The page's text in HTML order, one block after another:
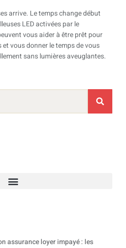
arrive. Le temps change début
LED activées par le
vous aider à être prêt pour
vous donner le temps de vous
sans lumières aveuglantes.
assurance loyer impayé : les